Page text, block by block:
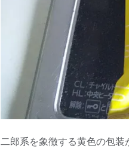
二郎系を象徴する黄色の包装